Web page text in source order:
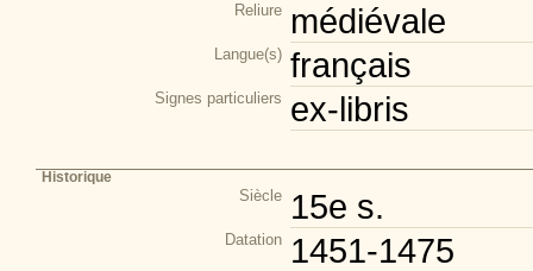
Reliure médiévale
Langue(s) français
Signes particuliers ex-libris
Historique
Siècle 15e s.
Datation 1451-1475